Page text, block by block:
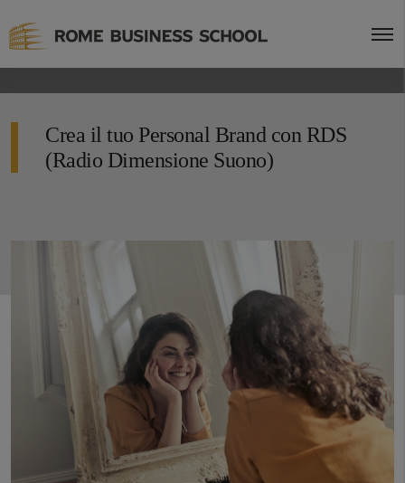
Crea il tuo Personal Brand con RDS
(Radio Dimensione Suono)